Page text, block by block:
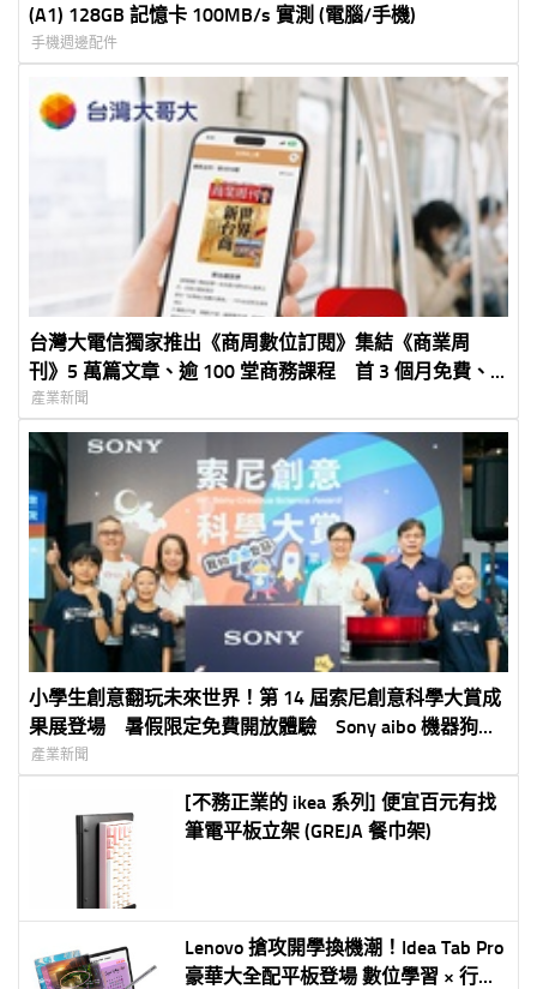
(A1) 128GB 記憶卡 100MB/s 實測 (電腦/手機)
手機週邊配件
台灣大電信獨家推出《商周數位訂閱》集結《商業周
刊》5 萬篇文章、逾 100 堂商務課程 首 3 個月免費、
年約月繳 250 元
產業新聞
小學生創意翻玩未來世界！第 14 屆索尼創意科學大賞成
果展登場 暑假限定免費開放體驗 Sony aibo 機器狗、
裸視 3D 顯示器首度來台展出
產業新聞
[不務正業的 ikea 系列] 便宜百元有找
筆電平板立架 (GREJA 餐巾架)
Lenovo 搶攻開學換機潮！Idea Tab Pro
豪華大全配平板登場 數位學習 × 行動